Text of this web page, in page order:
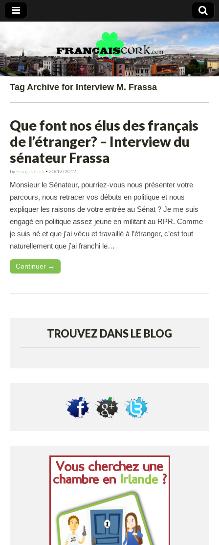
Francais Cork
Tag Archive for Interview M. Frassa
Que font nos élus des français
de l’étranger? – Interview du
sénateur Frassa
by Français Cork • 20/12/2012
Monsieur le Sénateur, pourriez-vous nous présenter votre
parcours, nous retracer vos débuts en politique et nous
expliquer les raisons de votre entrée au Sénat ? Je me suis
engagé en politique assez jeune en militant au RPR. Comme
je suis né et que j’ai vécu et travaillé à l’étranger, c’est tout
naturellement que j’ai franchi le…
Continuer →
TROUVEZ DANS LE BLOG